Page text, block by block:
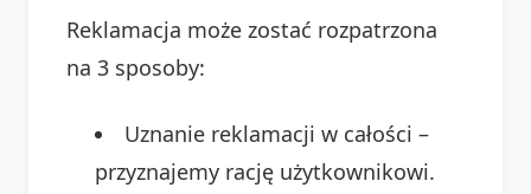
Reklamacja może zostać rozpatrzona
na 3 sposoby:
Uznanie reklamacji w całości –
przyznajemy rację użytkownikowi.